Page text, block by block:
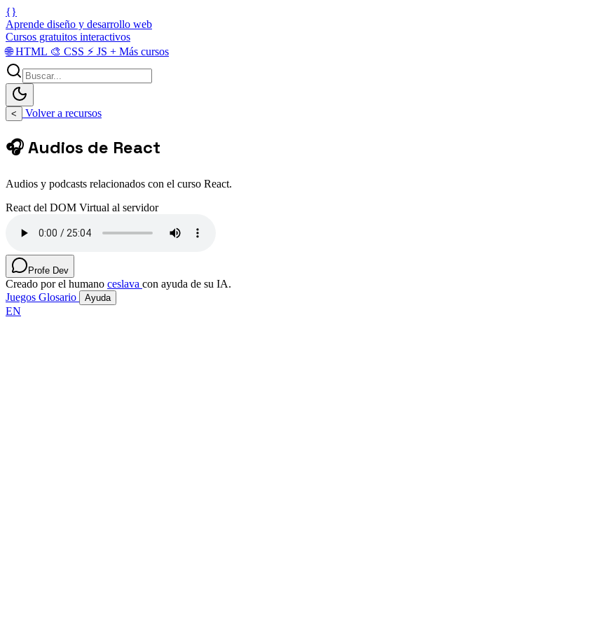
{}
Aprende diseño y desarrollo web
Cursos gratuitos interactivos
🌐HTML 🎨 CSS ⚡ JS + Más cursos
< Volver a recursos
🎧 Audios de React
Audios y podcasts relacionados con el curso React.
React del DOM Virtual al servidor
Profe Dev
Creado por el humano ceslava con ayuda de su IA.
Juegos Glosario Ayuda
EN